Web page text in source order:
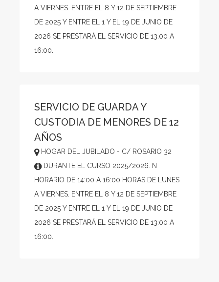
A VIERNES. ENTRE EL 8 Y 12 DE SEPTIEMBRE
DE 2025 Y ENTRE EL 1 Y EL 19 DE JUNIO DE
2026 SE PRESTARÁ EL SERVICIO DE 13:00 A
16:00.
SERVICIO DE GUARDA Y
CUSTODIA DE MENORES DE 12
AÑOS
HOGAR DEL JUBILADO - C/ ROSARIO 32
DURANTE EL CURSO 2025/2026. N
HORARIO DE 14:00 A 16:00 HORAS DE LUNES
A VIERNES. ENTRE EL 8 Y 12 DE SEPTIEMBRE
DE 2025 Y ENTRE EL 1 Y EL 19 DE JUNIO DE
2026 SE PRESTARÁ EL SERVICIO DE 13:00 A
16:00.